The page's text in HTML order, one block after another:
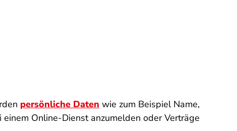
persönliche Daten wie zum Beispiel Name,
Online-Dienst anzumelden oder Verträge